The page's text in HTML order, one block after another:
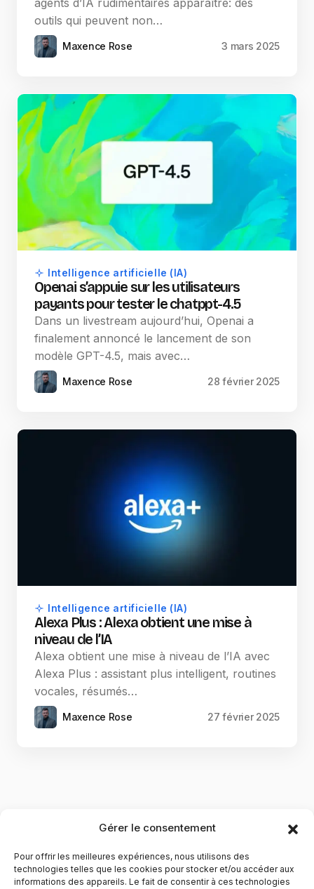
Gérer le consentement
Pour offrir les meilleures expériences, nous utilisons des
technologies telles que les cookies pour stocker et/ou accéder aux
informations des appareils. Le fait de consentir à ces technologies
agents d’IA rudimentaires apparaître: des
outils qui peuvent non…
Maxence Rose 3 mars 2025
Intelligence artificielle (IA)
Openai s’appuie sur les utilisateurs
payants pour tester le chatppt-4.5
Dans un livestream aujourd’hui, Openai a
finalement annoncé le lancement de son
modèle GPT-4.5, mais avec…
Maxence Rose 28 février 2025
Intelligence artificielle (IA)
Alexa Plus : Alexa obtient une mise à
niveau de l’IA
Alexa obtient une mise à niveau de l’IA avec
Alexa Plus : assistant plus intelligent, routines
vocales, résumés…
Maxence Rose 27 février 2025